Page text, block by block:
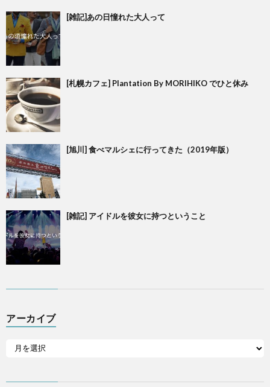
[雑記]あの日憧れた大人って
[札幌カフェ] Plantation By MORIHIKO でひと休み
[旭川] 食べマルシェに行ってきた（2019年版）
[雑記] アイドルを彼女に持つということ
アーカイブ